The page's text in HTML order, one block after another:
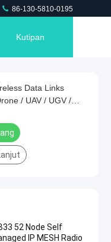
86-130-5810-0195
Kutipan
Data Links
/ UAV / UGV /
52 Node Self
IP MESH Radio